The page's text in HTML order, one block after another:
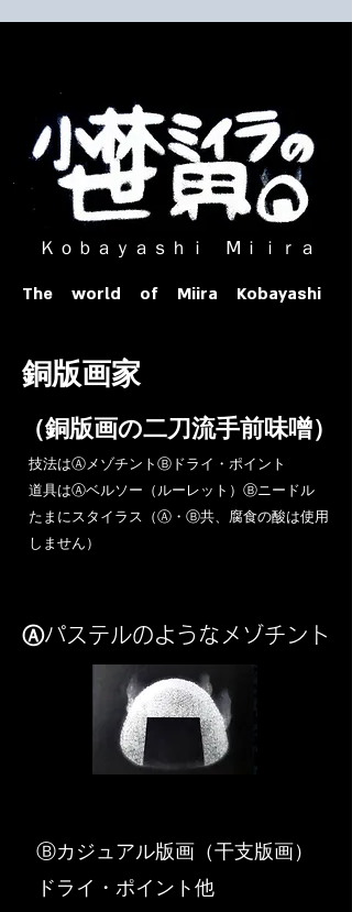
ｏｂａｙａｓｈｉ Ⅿｉｉｒａ​
The world of Miira Kobayashi
​銅版画家
​（銅版画の二刀流手前味噌）
​技法はⒶメゾチントⒷドライ・ポイント
道具はⒶベルソー（ルーレット）Ⓑニードル
​たまにスタイラス（Ⓐ・Ⓑ共、腐食の酸は使用
しません）
Ⓐパステルのようなメゾチント
​Ⓑカジュアル版画（干支版画）
ドライ・ポイント他